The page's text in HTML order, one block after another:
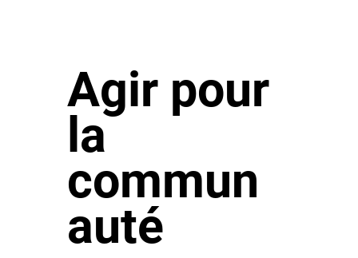
Agir pour
la
commun
auté